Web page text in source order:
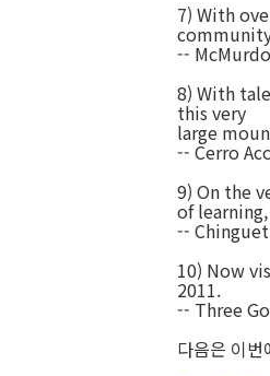
7) With
--
8) With
this very
large
-- Cerro
9) On the
of
--
10) Now
2011.
-- Three
다음은 이